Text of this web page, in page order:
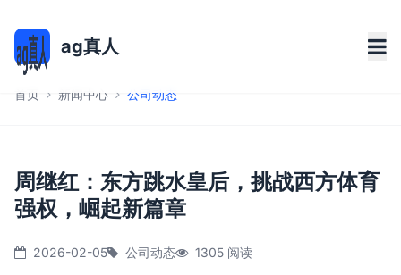
ag真人
首页 新闻中心 公司动态
周继红：东方跳水皇后，挑战西方体育
强权，崛起新篇章
2026-02-05 公司动态 1305 阅读